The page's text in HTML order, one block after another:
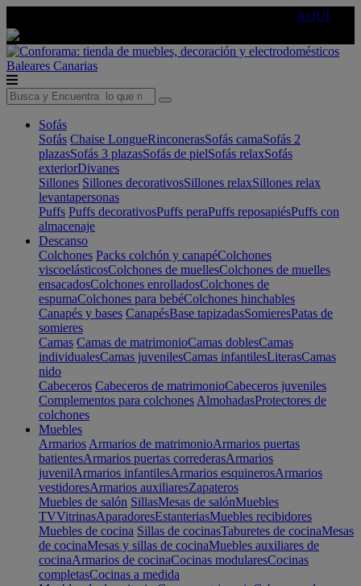
AQUÍ
Baleares Canarias
Sofás
Sofás Chaise LongueRinconerasSofás camaSofás 2
plazasSofás 3 plazasSofás de pielSofás relaxSofás
exteriorDivanes
Sillones Sillones decorativosSillones relaxSillones relax
levantapersonas
Puffs Puffs decorativosPuffs peraPuffs reposapiésPuffs con
almacenaje
Descanso
Colchones Packs colchón y canapéColchones
viscoelásticosColchones de muellesColchones de muelles
ensacadosColchones enrolladosColchones de
espumaColchones para bebéColchones hinchables
Canapés y bases CanapésBase tapizadasSomieresPatas de
somieres
Camas Camas de matrimonioCamas doblesCamas
individualesCamas juvenilesCamas infantilesLiterasCamas
nido
Cabeceros Cabeceros de matrimonioCabeceros juveniles
Complementos para colchones AlmohadasProtectores de
colchones
Muebles
Armarios Armarios de matrimonioArmarios puertas
batientesArmarios puertas correderasArmarios
juvenilArmarios infantilesArmarios esquinerosArmarios
vestidoresArmarios auxiliaresZapateros
Muebles de salón SillasMesas de salónMuebles
TVVitrinasAparadoresEstanteriasMuebles recibidores
Muebles de cocina Sillas de cocinasTaburetes de cocinaMesas
de cocinaMesas y sillas de cocinaMuebles auxiliares de
cocinaArmarios de cocinaCocinas modularesCocinas
completasCocinas a medida